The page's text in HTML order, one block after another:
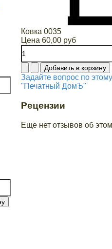
Ковка 0035
Цена 60,00 руб
Задайте вопрос по
"Печатный ДомЪ"
Рецензии
Еще нет отзывов об